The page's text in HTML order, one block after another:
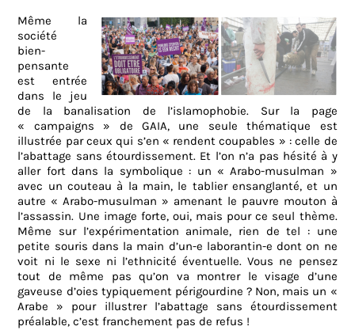
Même la
société
bien-
pensante
est entrée
dans le jeu
de la banalisation de l’islamophobie. Sur la page
« campaigns » de GAIA, une seule thématique est
illustrée par ceux qui s’en « rendent coupables » : celle de
l’abattage sans étourdissement. Et l’on n’a pas hésité à y
aller fort dans la symbolique : un « Arabo-musulman »
avec un couteau à la main, le tablier ensanglanté, et un
autre « Arabo-musulman » amenant le pauvre mouton à
l’assassin. Une image forte, oui, mais pour ce seul thème.
Même sur l’expérimentation animale, rien de tel : une
petite souris dans la main d’un-e laborantin-e dont on ne
voit ni le sexe ni l’ethnicité éventuelle. Vous ne pensez
tout de même pas qu’on va montrer le visage d’une
gaveuse d’oies typiquement périgourdine ? Non, mais un «
Arabe » pour illustrer l’abattage sans étourdissement
préalable, c’est franchement pas de refus !